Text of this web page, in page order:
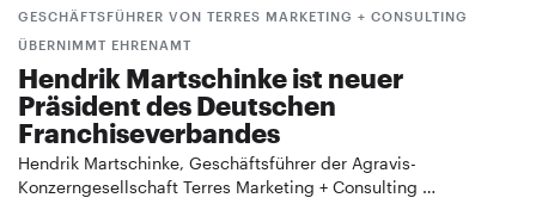
GESCHÄFTSFÜHRER VON TERRES MARKETING + CONSULTING
ÜBERNIMMT EHRENAMT
Hendrik Martschinke ist neuer
Präsident des Deutschen
Franchiseverbandes
Hendrik Martschinke, Geschäftsführer der Agravis-
Konzerngesellschaft Terres Marketing + Consulting …